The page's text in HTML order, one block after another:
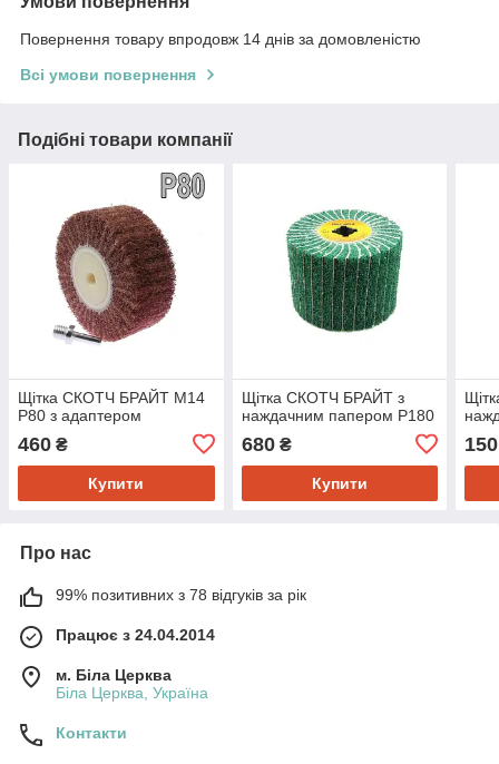
Повернення товару впродовж 14 днів за домовленістю
Всі умови повернення
Подібні товари компанії
Щітка СКОТЧ БРАЙТ М14
P80 з адаптером
460 ₴
Купити
Щітка СКОТЧ БРАЙТ з
наждачним папером P180
680₴
Купити
150
Про нас
99% позитивних з 78 відгуків за рік
Працює з 24.04.2014
м. Біла Церква
Біла Церква, Україна
Контакти